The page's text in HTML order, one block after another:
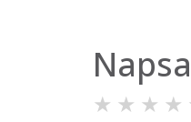
★ ★ ★ ★